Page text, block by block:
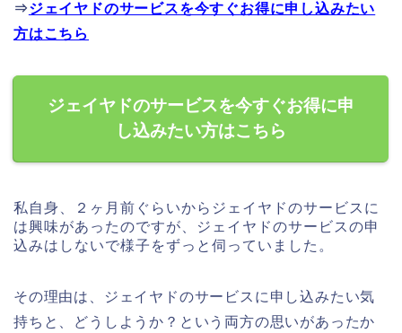
⇒ジェイヤドのサービスを今すぐお得に申し込みたい
方はこちら
ジェイヤドのサービスを今すぐお得に申
し込みたい方はこちら
私自身、２ヶ月前ぐらいからジェイヤドのサービスに
は興味があったのですが、ジェイヤドのサービスの申
込みはしないで様子をずっと伺っていました。
その理由は、ジェイヤドのサービスに申し込みたい気
持ちと、どうしようか？という両方の思いがあったか